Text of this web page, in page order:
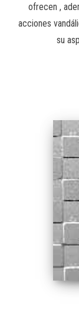
ofrecen ,
acciones
su